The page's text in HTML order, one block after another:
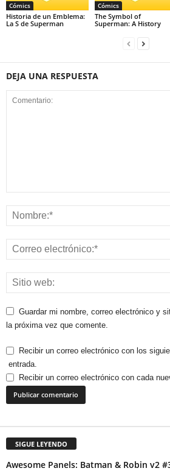
Cómics
Historia de un Emblema:
La S de Superman
Cómics
The Symbol of
Superman: A History
DEJA UNA RESPUESTA
Guardar mi nombre, correo electrónico y
la próxima vez que comente.
Recibir un correo electrónico con los
entrada.
Recibir un correo electrónico con cada
SIGUE LEYENDO
Awesome Panels: Batman & Robin v2